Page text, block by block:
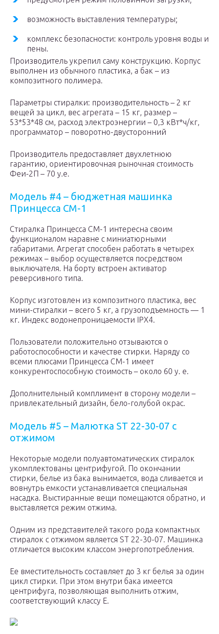
возможность выставления температуры;
комплекс безопасности: контроль уровня воды и
пены.
Производитель укрепил саму конструкцию. Корпус
выполнен из обычного пластика, а бак – из
композитного полимера.
Параметры стиралки: производительность – 2 кг
вещей за цикл, вес агрегата – 15 кг, размер –
53*53*48 см, расход электроэнергии – 0,3 кВт*ч/кг,
программатор – поворотно-двусторонний
Производитель предоставляет двухлетнюю
гарантию, ориентировочная рыночная стоимость
Феи-2П – 70 у.е.
Модель #4 – бюджетная машинка
Принцесса СМ-1
Стиралка Принцесса СМ-1 интересна своим
функционалом наравне с миниатюрными
габаритами. Агрегат способен работать в четырех
режимах – выбор осуществляется посредством
выключателя. На борту встроен активатор
реверсивного типа.
Корпус изготовлен из композитного пластика, вес
мини-стиралки – всего 5 кг, а грузоподъемность — 1
кг. Индекс водонепроницаемости IPX4.
Пользователи положительно отзываются о
работоспособности и качестве стирки. Наряду со
всеми плюсами Принцесса СМ-1 имеет
конкурентоспособную стоимость – около 60 у. е.
Дополнительный комплимент в сторону модели –
привлекательный дизайн, бело-голубой окрас.
Модель #5 – Малютка ST 22-30-07 с
отжимом
Некоторые модели полуавтоматических стиралок
укомплектованы центрифугой. По окончании
стирки, белье из бака вынимается, вода сливается и
вовнутрь емкости устанавливается специальная
насадка. Выстиранные вещи помещаются обратно, и
выставляется режим отжима.
Одним из представителей такого рода компактных
стиралок с отжимом является ST 22-30-07. Машинка
отличается высоким классом энергопотребления.
Ее вместительность составляет до 3 кг белья за один
цикл стирки. При этом внутри бака имеется
центрифуга, позволяющая выполнить отжим,
соответствующий классу E.